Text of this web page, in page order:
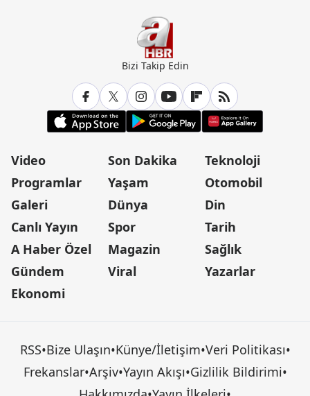
Bizi Takip Edin
Video
Programlar
Galeri
Canlı Yayın
A Haber Özel
Gündem
Ekonomi
Son Dakika
Yaşam
Dünya
Spor
Magazin
Viral
Teknoloji
Otomobil
Din
Tarih
Sağlık
Yazarlar
RSS•Bize Ulaşın•Künye/İletişim•Veri Politikası•
Frekanslar•Arşiv•Yayın Akışı•Gizlilik Bildirimi•